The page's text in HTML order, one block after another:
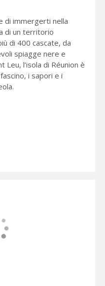
di immergerti nella
di un territorio
di 400 cascate, da
spiagge nere e
Leu, l’isola di Réunion è
i sapori e i